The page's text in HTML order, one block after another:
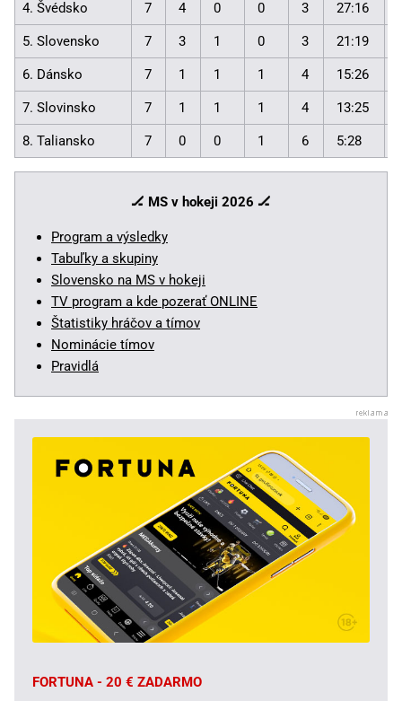
4. Švédsko 7 4 0 0 3 27:16
5. Slovensko 7 3 1 0 3 21:19
6. Dánsko 7 1 1 1 4 15:26
7. Slovinsko 7 1 1 1 4 13:25
8. Taliansko 7 0 0 1 6 5:28
🏒 MS v hokeji 2026 🏒
Program a výsledky
Tabuľky a skupiny
Slovensko na MS v hokeji
TV program a kde pozerať ONLINE
Štatistiky hráčov a tímov
Nominácie tímov
Pravidlá
FORTUNA - 20 € ZADARMO